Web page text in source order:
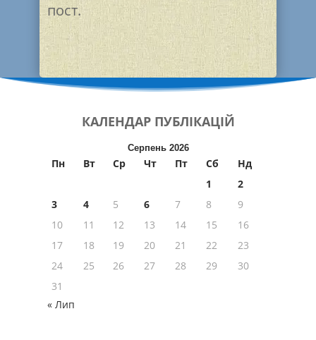
пост.
КАЛЕНДАР ПУБЛІКАЦІЙ
Серпень 2026
Пн Вт Ср Чт Пт Сб
Нд
1
2
3
4 5 6 7 8
9
10
11 12 13 14 15
16
17
18 19 20 21 22
23
24
25 26 27 28 29
30
31
« Лип